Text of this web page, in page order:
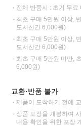
전체 반품시 : 초기 무
최초 구매 5만원 이상,
도서산간 6,000원)
최초 구매 5만원 이상,
도서산간 6,000원)
최초 구매 5만원 미만,
6,000원)
교환·반품 불가
제품이 도착하기 전에
상품 포장을 개봉하여
내용 확인을 위한 포장